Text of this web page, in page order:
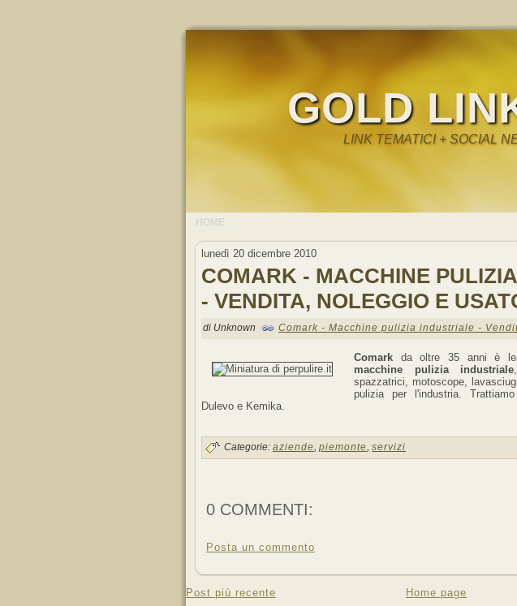
GOLD
LINK TEMATICI + SOCIAL
HOME
lunedì 20 dicembre 2010
COMARK - MACCHINE
- VENDITA, NOLEGGIO E
di Unknown Comark - Macchine pulizia industriale -
Comark da oltre 35 anni è
macchine pulizia industriale
spazzatrici, motoscope,
pulizia per l'industria.
Dulevo e Kemika.
Categorie: aziende, piemonte, servizi
0 COMMENTI:
Posta un commento
Post più recente
Home page